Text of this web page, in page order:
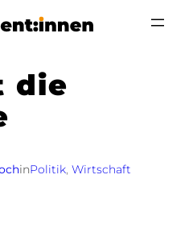
die
inPolitik, Wirtschaft